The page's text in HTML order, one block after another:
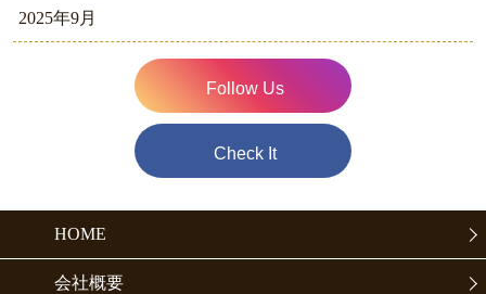
2025年9月
Follow Us
Check It
HOME
会社概要